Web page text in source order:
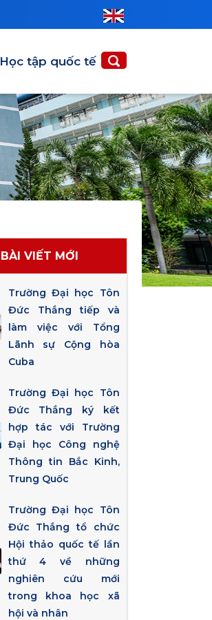
Học tập quốc tế
BÀI VIẾT MỚI
Trường Đại học Tôn
Đức Thắng tiếp và
làm việc với Tổng
Lãnh sự Cộng hòa
Cuba
Trường Đại học Tôn
Đức Thắng ký kết
hợp tác với Trường
Đại học Công nghệ
Thông tin Bắc Kinh,
Trung Quốc
Trường Đại học Tôn
Đức Thắng tổ chức
Hội thảo quốc tế lần
thứ 4 về những
nghiên cứu mới
trong khoa học xã
hội và nhân